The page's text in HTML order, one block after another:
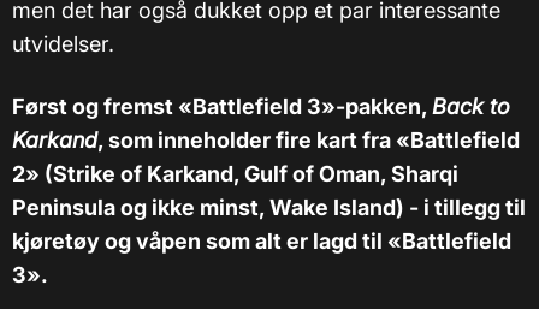
men det har også dukket opp et par interessante
utvidelser.
Først og fremst «Battlefield 3»-pakken, Back to
Karkand, som inneholder fire kart fra «Battlefield
2» (Strike of Karkand, Gulf of Oman, Sharqi
Peninsula og ikke minst, Wake Island) - i tillegg til
kjøretøy og våpen som alt er lagd til «Battlefield
3».